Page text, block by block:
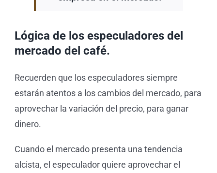
Lógica de los especuladores del
mercado del café.
Recuerden que los especuladores siempre
estarán atentos a los cambios del mercado, para
aprovechar la variación del precio, para ganar
dinero.
Cuando el mercado presenta una tendencia
alcista, el especulador quiere aprovechar el